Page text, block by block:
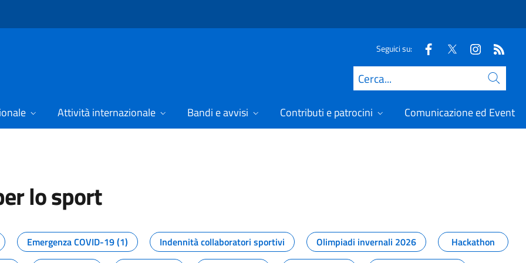
Seguici su:
Cerca
Attività internazionale Bandi e avvisi Contributi e patrocini Comunicazione ed Eventi
lo sport
dal Dipartimento per lo sport
Emergenza COVID-19 (1) Indennità collaboratori sportivi Olimpiadi invernali 2026
Hackathon